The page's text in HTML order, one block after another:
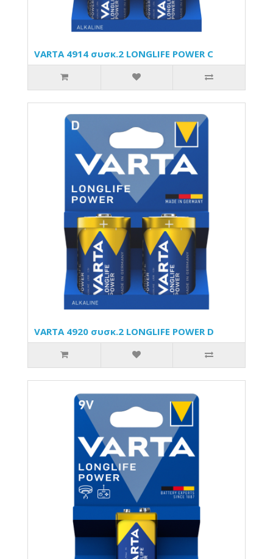
VARTA 4914 συσκ.2 LONGLIFE POWER C
VARTA 4920 συσκ.2 LONGLIFE POWER D